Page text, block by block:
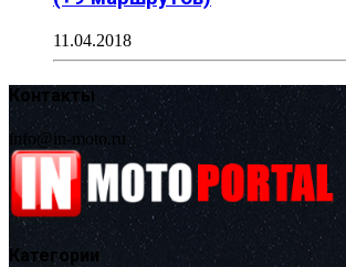
11.04.2018
Контакты
info@in-moto.ru
Категории